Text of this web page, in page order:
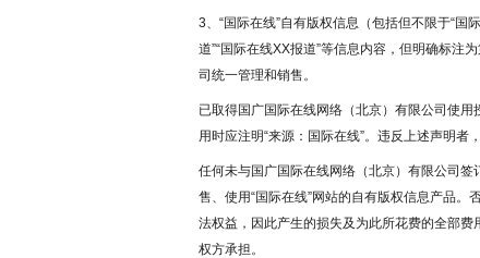
3、“国际在线”自有版权信息（包括但不限于“国
道”“国际在线XX报道”等信息内容，但明确标注
司统一管理和销售。
已取得国广国际在线网络（北京）有限公司使
用时应注明“来源：国际在线”。违反上述声明者
任何未与国广国际在线网络（北京）有限公司
售、使用“国际在线”网站的自有版权信息产品
法权益，因此产生的损失及为此所花费的全部
权方承担。